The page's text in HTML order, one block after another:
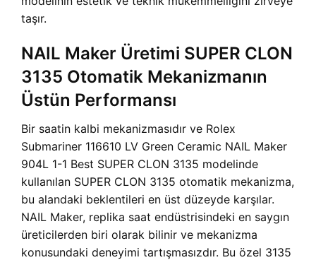
taşır.
NAIL Maker Üretimi SUPER CLON
3135 Otomatik Mekanizmanın
Üstün Performansı
Bir saatin kalbi mekanizmasıdır ve Rolex
Submariner 116610 LV Green Ceramic NAIL Maker
904L 1-1 Best SUPER CLON 3135 modelinde
kullanılan SUPER CLON 3135 otomatik mekanizma,
bu alandaki beklentileri en üst düzeyde karşılar.
NAIL Maker, replika saat endüstrisindeki en saygın
üreticilerden biri olarak bilinir ve mekanizma
konusundaki deneyimi tartışmasızdır. Bu özel 3135